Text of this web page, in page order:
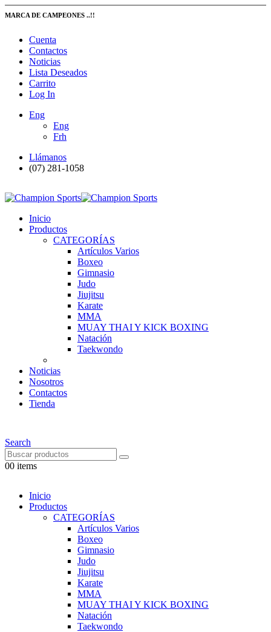
MARCA DE CAMPEONES ..!!
Cuenta
Contactos
Noticias
Lista Deseados
Carrito
Log In
Eng
Eng
Frh
Llámanos
(07) 281-1058
Inicio
Productos
CATEGORÍAS
Artículos Varios
Boxeo
Gimnasio
Judo
Jiujitsu
Karate
MMA
MUAY THAI Y KICK BOXING
Natación
Taekwondo
Noticias
Nosotros
Contactos
Tienda
Search
00 items
Inicio
Productos
CATEGORÍAS
Artículos Varios
Boxeo
Gimnasio
Judo
Jiujitsu
Karate
MMA
MUAY THAI Y KICK BOXING
Natación
Taekwondo